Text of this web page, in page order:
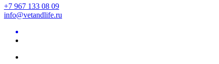
+7 967 133 08 09
info@vetandlife.ru